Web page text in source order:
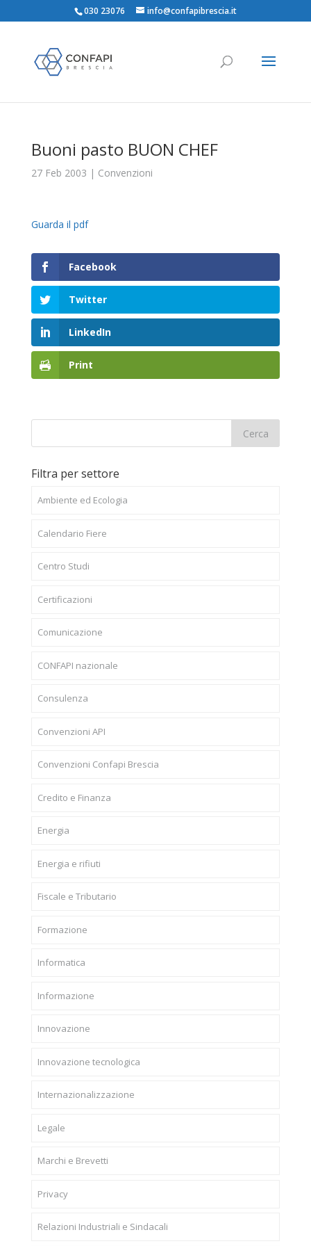
030 23076 info@confapibrescia.it
Buoni pasto BUON CHEF
27 Feb 2003 | Convenzioni
Guarda il pdf
Facebook
Twitter
LinkedIn
Print
Filtra per settore
Ambiente ed Ecologia
Calendario Fiere
Centro Studi
Certificazioni
Comunicazione
CONFAPI nazionale
Consulenza
Convenzioni API
Convenzioni Confapi Brescia
Credito e Finanza
Energia
Energia e rifiuti
Fiscale e Tributario
Formazione
Informatica
Informazione
Innovazione
Innovazione tecnologica
Internazionalizzazione
Legale
Marchi e Brevetti
Privacy
Relazioni Industriali e Sindacali